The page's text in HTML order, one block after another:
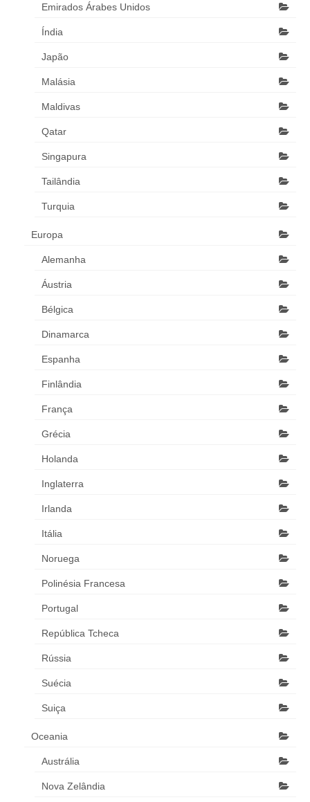
Emirados Árabes Unidos
Índia
Japão
Malásia
Maldivas
Qatar
Singapura
Tailândia
Turquia
Europa
Alemanha
Áustria
Bélgica
Dinamarca
Espanha
Finlândia
França
Grécia
Holanda
Inglaterra
Irlanda
Itália
Noruega
Polinésia Francesa
Portugal
República Tcheca
Rússia
Suécia
Suiça
Oceania
Austrália
Nova Zelândia